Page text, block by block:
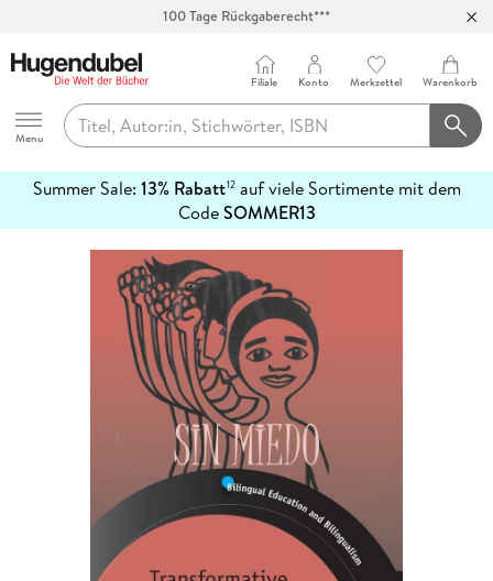
100 Tage Rückgaberecht***
Hugendubel
Menu
Filiale Konto Merkzettel Warenkorb
Summer Sale: 13% Rabatt12auf viele Sortimente mit dem
CodeSOMMER13
erfahren